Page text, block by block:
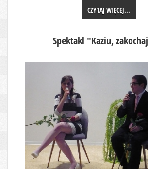
CZYTAJ WIĘCEJ...
Spektakl "Kaziu,